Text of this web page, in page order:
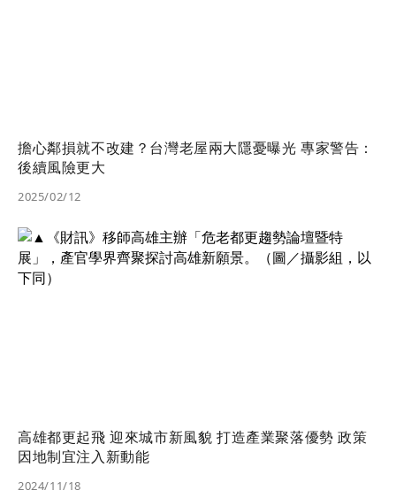
擔心鄰損就不改建？台灣老屋兩大隱憂曝光 專家警告：
後續風險更大
2025/02/12
高雄都更起飛 迎來城市新風貌 打造產業聚落優勢 政策
因地制宜注入新動能
2024/11/18